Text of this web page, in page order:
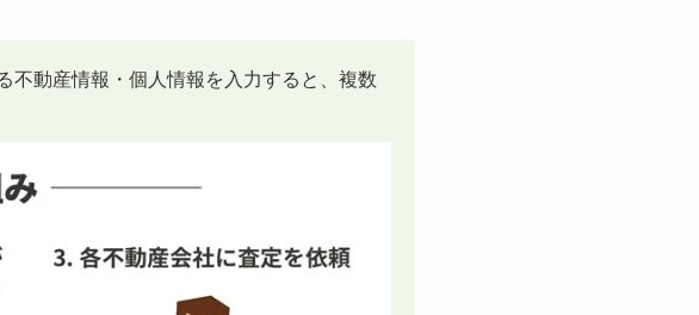
不動産情報・個人情報を入力すると、複数